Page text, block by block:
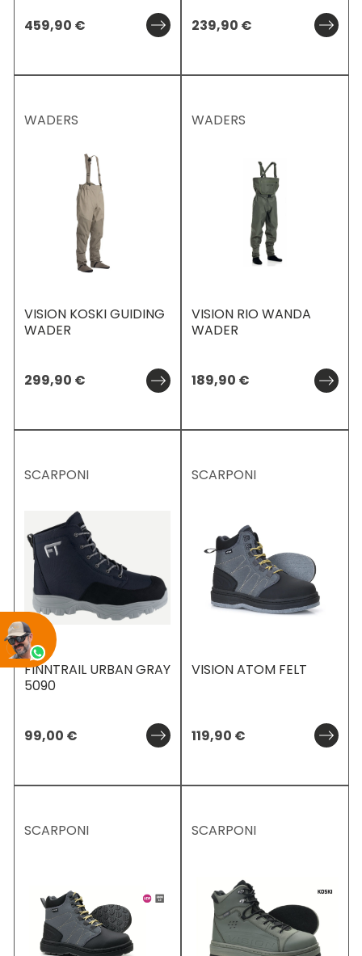
459,90 € 239,90 €
WADERS
VISION KOSKI GUIDING
WADER
299,90 €
WADERS
VISION RIO WANDA
WADER
189,90 €
SCARPONI
FINNTRAIL URBAN GRAY
5090
99,00 €
SCARPONI
VISION ATOM FELT
119,90 €
SCARPONI SCARPONI